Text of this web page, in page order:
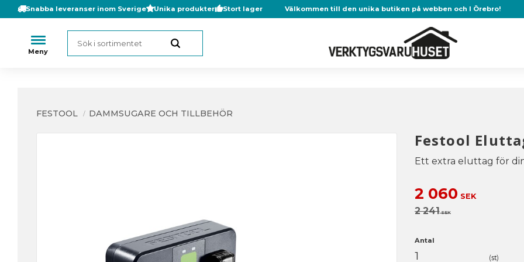
Snabba leveranser inom Sverige Unika produkter Stort lager Välkommen till den unika butiken på webben och I Örebro!
FESTOOL DAMMSUGARE OCH TILLBEHÖR
Festool
Ett extra eluttag för
Nedsatt pris:
2 060 SEK
Ordinarie pris:
2 241SEK
Antal
st